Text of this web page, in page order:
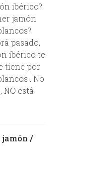
ibérico?
jamón
pasado,
ibérico te
tiene por
. No
NO está
/